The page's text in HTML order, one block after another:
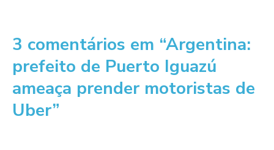
3 comentários em “Argentina:
prefeito de Puerto Iguazú
ameaça prender motoristas de
Uber”